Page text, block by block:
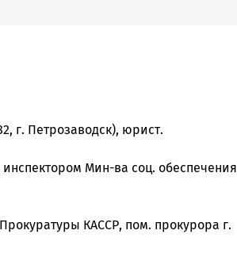
г. Петрозаводск), юрист.
Мин-ва соц. обеспечения
КАССР, пом. прокурора г.